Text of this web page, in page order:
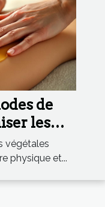
de
les
végétales
physique et...